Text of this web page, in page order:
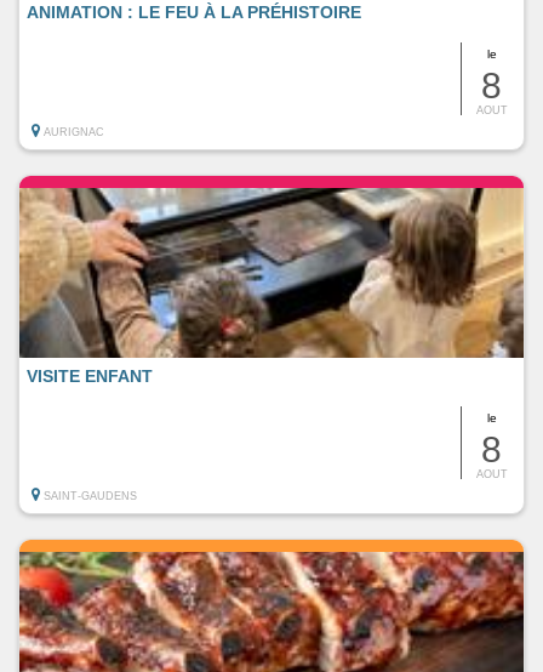
le
8
AOUT
ANIMATION : LE FEU À LA PRÉHISTOIRE
AURIGNAC
le
8
AOUT
VISITE ENFANT
SAINT-GAUDENS